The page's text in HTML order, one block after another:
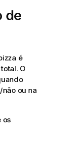
de
é
O
ou na
os